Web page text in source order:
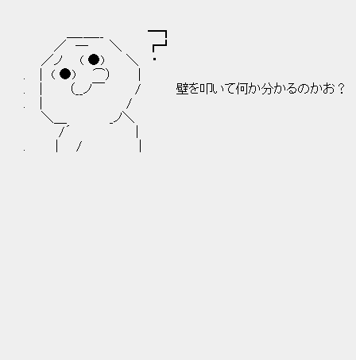
＿_＿__ ━┓
／ ― ＼ ┏┛
／ノ ( ●) ＼ ・
. ｜ ( ●) ⌒） |
. ｜ （__ノ￣ / 壁を叩いて何か分かるのかお？
. ｜ /
＼＿ _ノ＼
/´ |
. | / |